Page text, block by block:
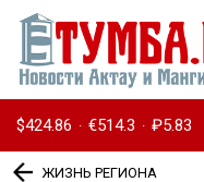
$424.86 · €514.3 · ₽5.83
ЖИЗНЬ РЕГИОНА